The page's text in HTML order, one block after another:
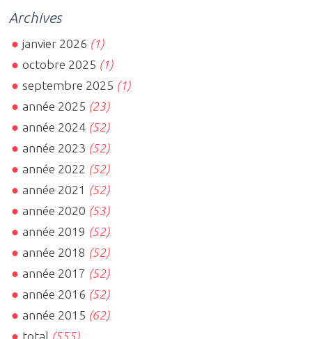
Archives
janvier 2026 (1)
octobre 2025 (1)
septembre 2025 (1)
année 2025 (23)
année 2024 (52)
année 2023 (52)
année 2022 (52)
année 2021 (52)
année 2020 (53)
année 2019 (52)
année 2018 (52)
année 2017 (52)
année 2016 (52)
année 2015 (62)
total (555)